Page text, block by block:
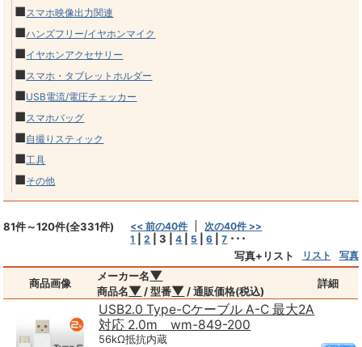
■スマホ映像出力関連
■ハンズフリー/イヤホンマイク
■イヤホンアクセサリー
■スマホ・タブレットホルダー
■USB電流/電圧チェッカー
■スマホバッグ
■自撮りスティック
■工具
■その他
81件～120件(全331件) << 前の40件
次の40件 >>
1
|2 |3 |4 5 |6 |7 ･･･
写真+リスト
リスト 写真
商品画像
メーカー名▼
商品名▼ / 型番▼ / 通販価格(税込)
詳細
USB2.0 Type-Cケーブル A-C 最大2A
対応 2.0m wm-849-200
56kΩ抵抗内蔵